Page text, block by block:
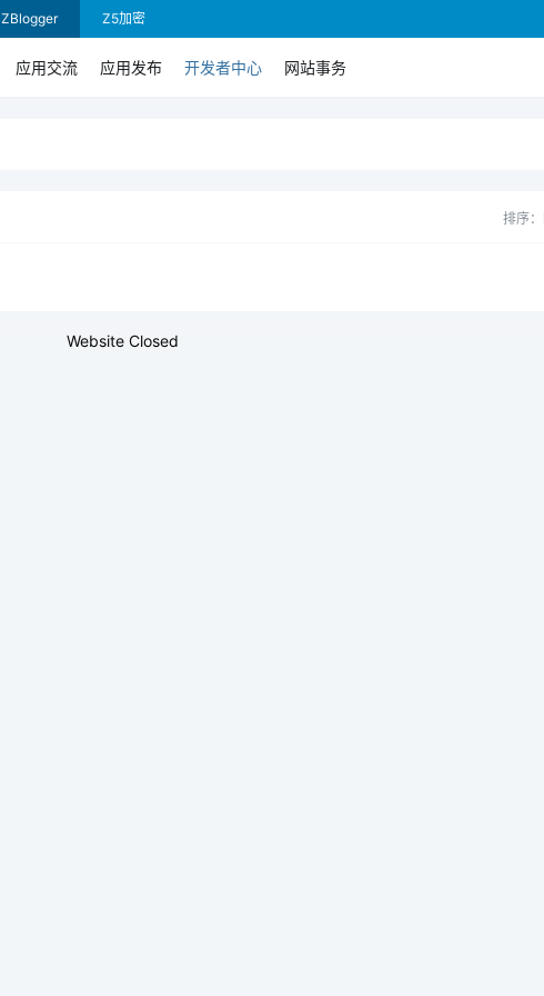
ZBlogger Z5加密
应用交流 应用发布 开发者中心 网站事务
排序：
Website Closed